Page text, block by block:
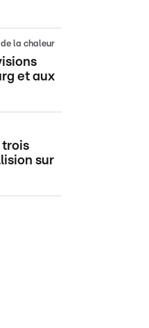
la chaleur
et aux
trois
sur